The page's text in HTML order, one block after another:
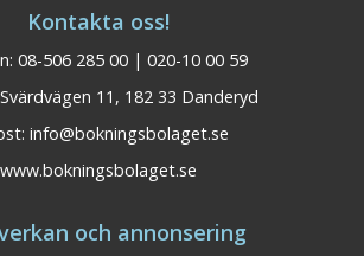
Kontakta oss!
08-506 285 00 | 020-10 00 59
11, 182 33 Danderyd
info@bokningsbolaget.se
www.bokningsbolaget.se
och annonsering